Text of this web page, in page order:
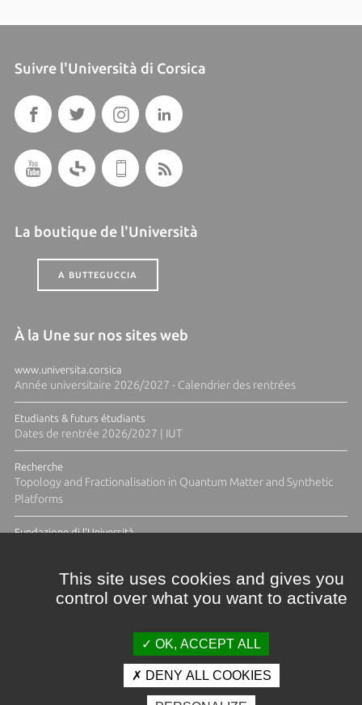
Suivre l'Università di Corsica
La boutique de l'Università
A BUTTEGUCCIA
À la Une sur nos sites web
www.universita.corsica
Année universitaire 2026/2027 - Calendrier des rentrées
Etudiants & futurs étudiants
Dates de rentrée 2026/2027 | IUT
Recherche
Topology and Fractionalisation in Quantum Matter and Synthetic
Platforms
Fundazione di l'Università
Crédits et mentions légales
This site uses cookies and gives you
control over what you want to activate
OK, ACCEPT ALL
DENY ALL COOKIES